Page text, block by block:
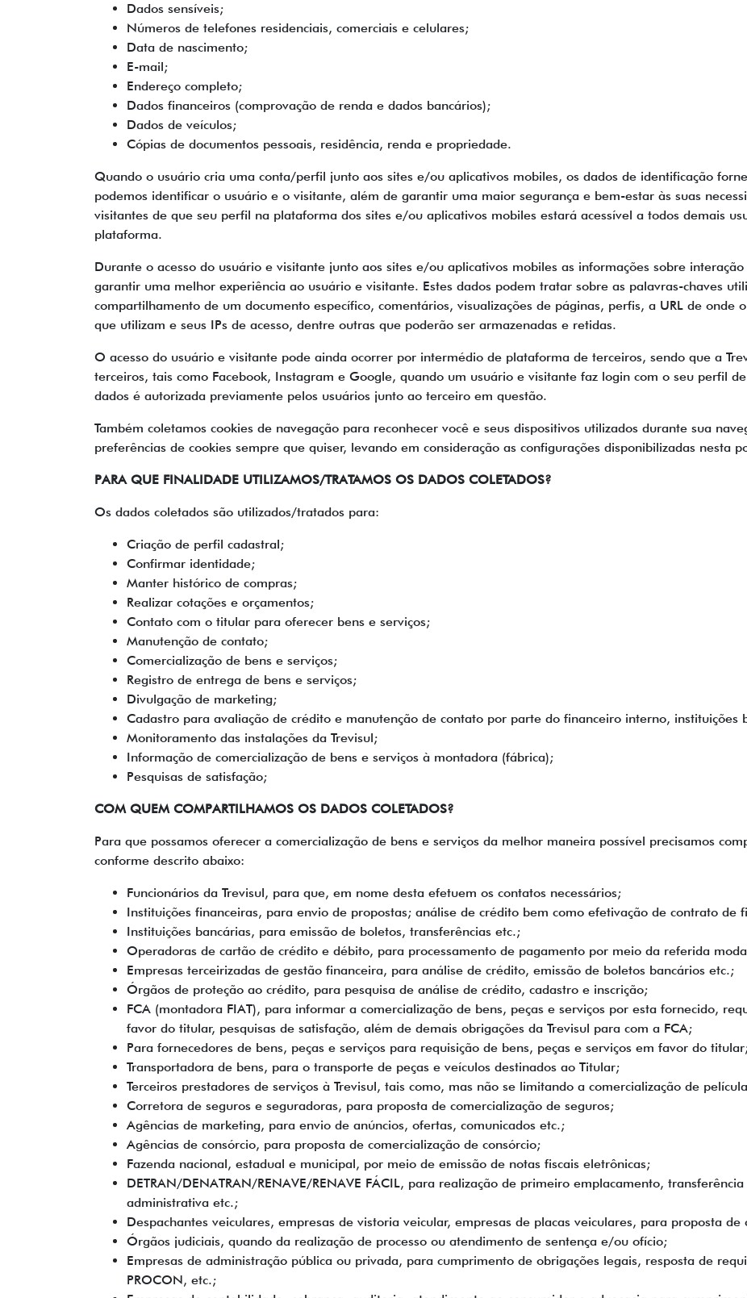
Dados sensíveis;
Números de telefones residenciais, comerciais e celulares;
Data de nascimento;
E-mail;
Endereço completo;
Dados financeiros (comprovação de renda e dados bancários);
Dados de veículos;
Cópias de documentos pessoais, residência, renda e propriedade.
Quando o usuário cria uma conta/perfil junto aos sites e/ou aplicativos mobiles, os dados de identificação
podemos identificar o usuário e o visitante, além de garantir uma maior segurança e bem-estar às suas
visitantes de que seu perfil na plataforma dos sites e/ou aplicativos mobiles estará acessível a todos demais
plataforma.
Durante o acesso do usuário e visitante junto aos sites e/ou aplicativos mobiles as informações sobre
garantir uma melhor experiência ao usuário e visitante. Estes dados podem tratar sobre as palavras-chaves
compartilhamento de um documento específico, comentários, visualizações de páginas, perfis, a URL de onde
que utilizam e seus IPs de acesso, dentre outras que poderão ser armazenadas e retidas.
O acesso do usuário e visitante pode ainda ocorrer por intermédio de plataforma de terceiros, sendo que a
terceiros, tais como Facebook, Instagram e Google, quando um usuário e visitante faz login com o seu perfil
dados é autorizada previamente pelos usuários junto ao terceiro em questão.
Também coletamos cookies de navegação para reconhecer você e seus dispositivos utilizados durante sua
preferências de cookies sempre que quiser, levando em consideração as configurações disponibilizadas nesta
PARA QUE FINALIDADE UTILIZAMOS/TRATAMOS OS DADOS COLETADOS?
Os dados coletados são utilizados/tratados para:
Criação de perfil cadastral;
Confirmar identidade;
Manter histórico de compras;
Realizar cotações e orçamentos;
Contato com o titular para oferecer bens e serviços;
Manutenção de contato;
Comercialização de bens e serviços;
Registro de entrega de bens e serviços;
Divulgação de marketing;
Cadastro para avaliação de crédito e manutenção de contato por parte do financeiro interno, instituições
Monitoramento das instalações da Trevisul;
Informação de comercialização de bens e serviços à montadora (fábrica);
Pesquisas de satisfação;
COM QUEM COMPARTILHAMOS OS DADOS COLETADOS?
Para que possamos oferecer a comercialização de bens e serviços da melhor maneira possível precisamos
conforme descrito abaixo:
Funcionários da Trevisul, para que, em nome desta efetuem os contatos necessários;
Instituições financeiras, para envio de propostas; análise de crédito bem como efetivação de contrato de
Instituições bancárias, para emissão de boletos, transferências etc.;
Operadoras de cartão de crédito e débito, para processamento de pagamento por meio da referida
Empresas terceirizadas de gestão financeira, para análise de crédito, emissão de boletos bancários etc.;
Órgãos de proteção ao crédito, para pesquisa de análise de crédito, cadastro e inscrição;
FCA (montadora FIAT), para informar a comercialização de bens, peças e serviços por esta fornecido,
favor do titular, pesquisas de satisfação, além de demais obrigações da Trevisul para com a FCA;
Para fornecedores de bens, peças e serviços para requisição de bens, peças e serviços em favor do
Transportadora de bens, para o transporte de peças e veículos destinados ao Titular;
Terceiros prestadores de serviços à Trevisul, tais como, mas não se limitando a comercialização de
Corretora de seguros e seguradoras, para proposta de comercialização de seguros;
Agências de marketing, para envio de anúncios, ofertas, comunicados etc.;
Agências de consórcio, para proposta de comercialização de consórcio;
Fazenda nacional, estadual e municipal, por meio de emissão de notas fiscais eletrônicas;
DETRAN/DENATRAN/RENAVE/RENAVE FÁCIL, para realização de primeiro emplacamento,
administrativa etc.;
Despachantes veiculares, empresas de vistoria veicular, empresas de placas veiculares, para proposta
Órgãos judiciais, quando da realização de processo ou atendimento de sentença e/ou ofício;
Empresas de administração pública ou privada, para cumprimento de obrigações legais, resposta de
PROCON, etc.;